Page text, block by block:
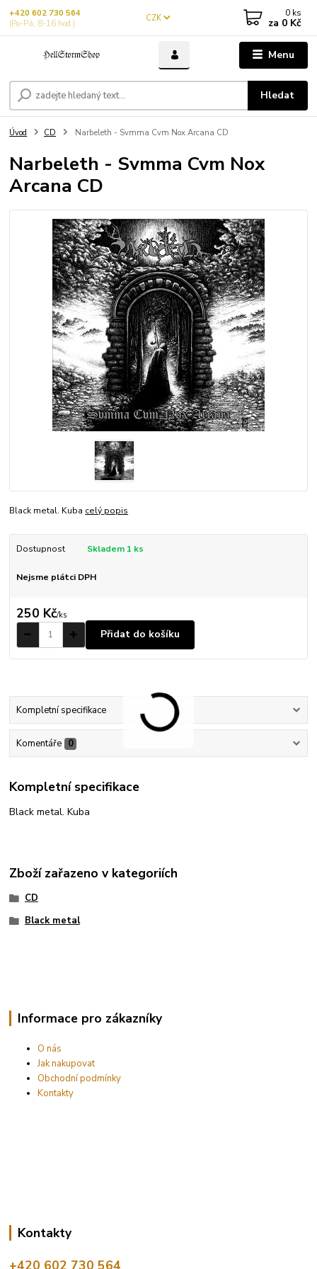
Menu
CZK
Hledat
+420 602 730 564
(Po-Pá, 8-16 hod.)
0 ks
za 0 Kč
Úvod CD Narbeleth - Svmma Cvm Nox Arcana CD
Narbeleth - Svmma Cvm Nox
Arcana CD
Black metal. Kuba celý popis
Dostupnost Skladem 1 ks
Nejsme plátci DPH
250 Kč/ks
Přidat do košíku
Kompletní specifikace
Komentáře 0
Kompletní specifikace
Black metal. Kuba
Zboží zařazeno v kategoriích
CD
Black metal
Informace pro zákazníky
O nás
Jak nakupovat
Obchodní podmínky
Kontakty
Kontakty
+420 602 730 564